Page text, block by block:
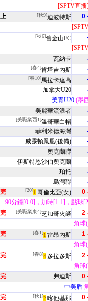
[SPTV直
上 [秋9]迪波特斯
0
[秋6]舊金山FC
瓦納卡
[春4]肯塔吉內斯
[春10]馬拉卡達高
加拿大U20
美青U20(墨
美麗華流浪者
[美職業西1]溫哥華白帽
菲利米德海灣
威靈頓鳳凰(後備)
奧克蘭聯
伊斯特恩沙伯奧克蘭
珀托
島灣聯
完 [20]1 哥倫比亞(女)
0
90分鐘[0-0]，加時[1-1]，點球
完 [美職業東4]芝加哥火燄
2
角球
完 [春1]1 雷昂內斯
1
角球
完 [春8]4 多拉多斯
2
角球
完 弗迪斯
0
中美盾
完 [秋1]2 喀他基那
0